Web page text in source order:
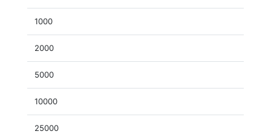
1000
2000
5000
10000
25000